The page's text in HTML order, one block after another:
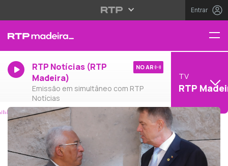
Entrar
RTP Notícias (RTP
Madeira)
Emissão em simultâneo com RTP
Notícias
NO AR
TV
RTP